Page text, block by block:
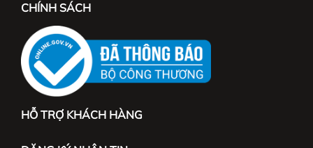
CHÍNH SÁCH
HỖ TRỢ KHÁCH HÀNG